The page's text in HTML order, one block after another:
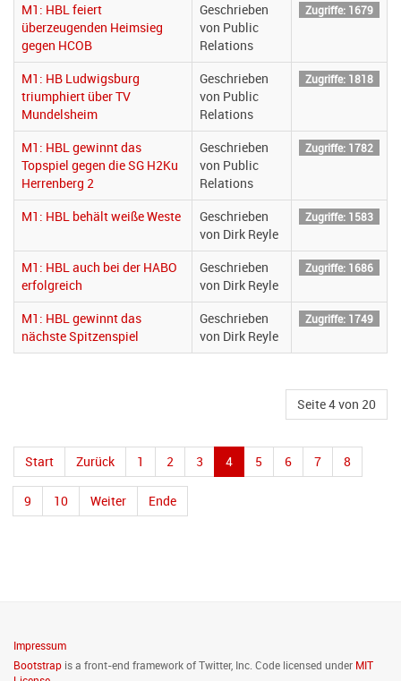
M1: HBL feiert
überzeugenden Heimsieg
gegen HCOB
Geschrieben
von Public
Relations
Zugriffe: 1679
M1: HB Ludwigsburg
triumphiert über TV
Mundelsheim
Geschrieben
von Public
Relations
Zugriffe: 1818
M1: HBL gewinnt das
Topspiel gegen die SG H2Ku
Herrenberg 2
Geschrieben
von Public
Relations
Zugriffe: 1782
M1: HBL behält weiße Weste
Geschrieben
von Dirk Reyle
Zugriffe: 1583
M1: HBL auch bei der HABO
erfolgreich
Geschrieben
von Dirk Reyle
Zugriffe: 1686
M1: HBL gewinnt das
nächste Spitzenspiel
Geschrieben
von Dirk Reyle
Zugriffe: 1749
Seite 4 von 20
Start Zurück 1 2 3 4 5 6 7 8
9 10 Weiter Ende
Impressum
Bootstrap is a front-end framework of Twitter, Inc. Code licensed under MIT